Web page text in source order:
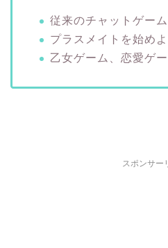
従来のチャットゲー
プラスメイトを始め
乙女ゲーム、恋愛ゲ
スポンサー